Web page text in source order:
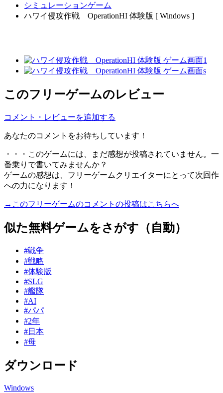
シミュレーションゲーム
ハワイ侵攻作戦 OperationHI 体験版 [ Windows ]
このフリーゲームのレビュー
コメント・レビューを追加する
あなたのコメントをお待ちしています！
・・・このゲームには、まだ感想が投稿されていません。一
番乗りで書いてみませんか？
ゲームの感想は、フリーゲームクリエイターにとって次回作
への力になります！
→このフリーゲームのコメントの投稿はこちらへ
似た無料ゲームをさがす（自動）
#戦争
#戦略
#体験版
#SLG
#艦隊
#AI
#パパ
#2年
#日本
#母
ダウンロード
Windows